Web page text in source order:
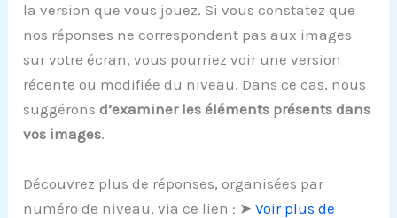
la version que vous jouez. Si vous constatez que
nos réponses ne correspondent pas aux images
sur votre écran, vous pourriez voir une version
récente ou modifiée du niveau. Dans ce cas, nous
suggéronsd’examiner les éléments présents dans
vos images.
Découvrez plus de réponses, organisées par
numéro de niveau, via ce lien : ➤Voir plus de